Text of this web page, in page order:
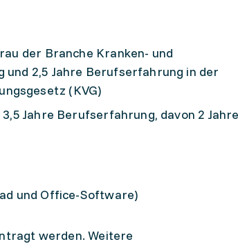
der Branche Kranken- und
2,5 Jahre Berufserfahrung in der
(KVG)
Jahre Berufserfahrung, davon 2
und Office-Software)
werden. Weitere